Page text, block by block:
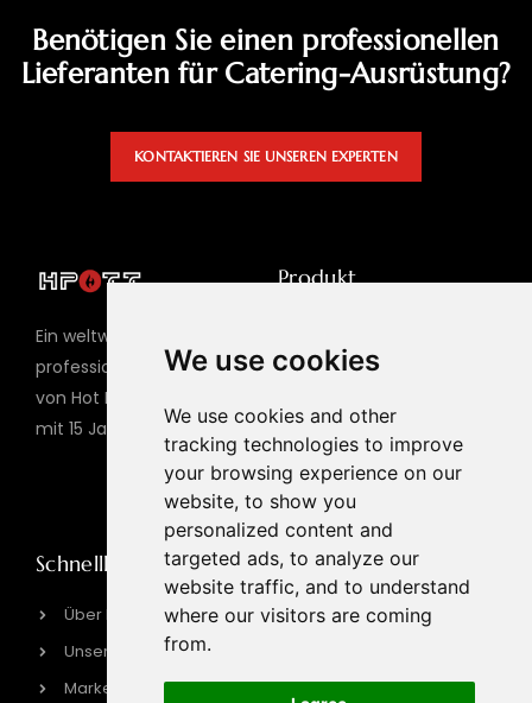
We use cookies
We use cookies and other
tracking technologies to improve
your browsing experience on our
website, to show you
personalized content and
targeted ads, to analyze our
website traffic, and to understand
where our visitors are coming
from.
Benötigen Sie einen professionellen
Lieferanten für Catering-Ausrüstung?
KONTAKTIEREN SIE UNSEREN EXPERTEN
Ein weltweiter
professioneller Hersteller
von Hot Pot Grillgeräten
mit 15 Jahren Erfahrung
Produkt
Grilltisch
Elektrischer BBQ-Grill
Induktionsherd
Schnelllink
Über HPOTT
Unsere Fabrik
Markengeschichte
Kontaktinformationen
sales@hpott.com
+86 18928655213